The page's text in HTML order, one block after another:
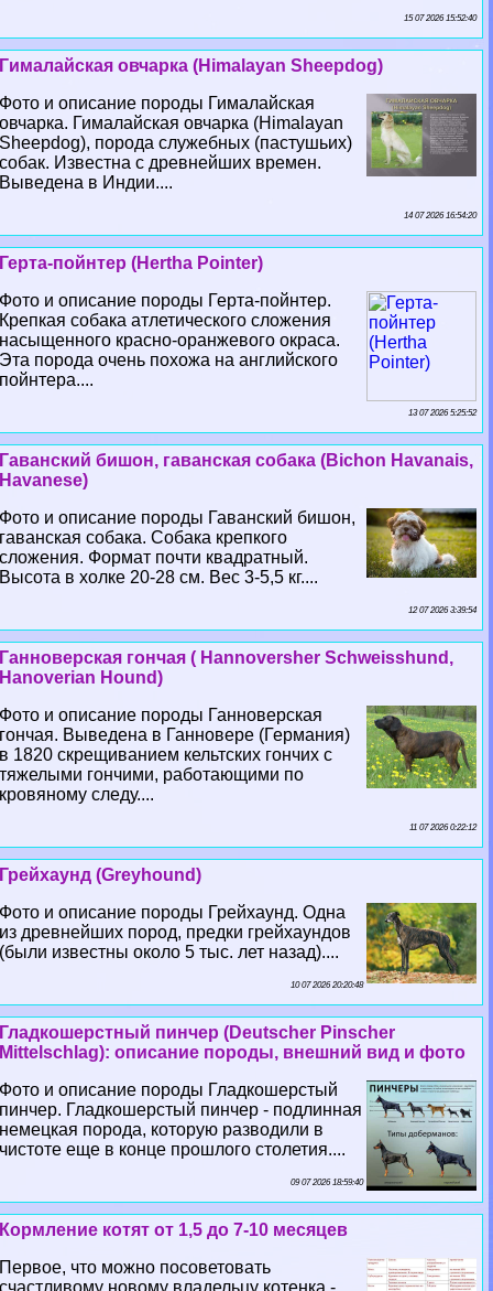
15 07 2026 15:52:40
Гималайская овчарка (Himalayan Sheepdog)
Фото и описание породы Гималайская
овчарка. Гималайская овчарка (Himalayan
Sheepdog), порода служебных (пастушьих)
собак. Известна с древнейших времен.
Выведена в Индии....
14 07 2026 16:54:20
Герта-пойнтер (Hertha Pointer)
Фото и описание породы Герта-пойнтер.
Крепкая собака атлетического сложения
насыщенного красно-оранжевого окраса.
Эта порода очень похожа на английского
пойнтера....
13 07 2026 5:25:52
Гаванский бишон, гаванская собака (Bichon Havanais,
Havanese)
Фото и описание породы Гаванский бишон,
гаванская собака. Собака крепкого
сложения. Формат почти квадратный.
Высота в холке 20-28 см. Вес 3-5,5 кг....
12 07 2026 3:39:54
Ганноверская гончая ( Hannoversher Schweisshund,
Hanoverian Hound)
Фото и описание породы Ганноверская
гончая. Выведена в Ганновере (Германия)
в 1820 скрещиванием кельтских гончих с
тяжелыми гончими, работающими по
кровяному следу....
11 07 2026 0:22:12
Грейхаунд (Greyhound)
Фото и описание породы Грейхаунд. Одна
из древнейших пород, предки грейхаундов
(были известны около 5 тыс. лет назад)....
10 07 2026 20:20:48
Гладкошерстный пинчер (Deutscher Pinscher
Mittelschlag): описание породы, внешний вид и фото
Фото и описание породы Гладкошерстый
пинчер. Гладкошерстый пинчер - подлинная
немецкая порода, которую разводили в
чистоте еще в конце прошлого столетия....
09 07 2026 18:59:40
Кормление котят от 1,5 до 7-10 месяцев
Первое, что можно посоветовать